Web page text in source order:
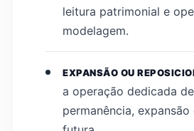
leitura patrimonial e
modelagem.
EXPANSÃO OU
a operação dedicada
permanência,